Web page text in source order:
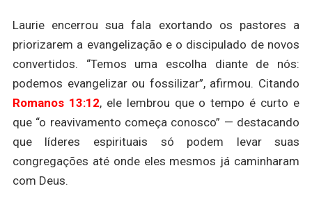
Laurie encerrou sua fala exortando os pastores a
priorizarem a evangelização e o discipulado de novos
convertidos. “Temos uma escolha diante de nós:
podemos evangelizar ou fossilizar”, afirmou. Citando
Romanos 13:12, ele lembrou que o tempo é curto e
que “o reavivamento começa conosco” — destacando
que líderes espirituais só podem levar suas
congregações até onde eles mesmos já caminharam
com Deus.